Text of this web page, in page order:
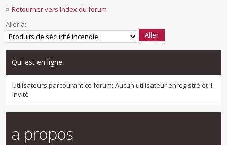
Retourner vers Index du forum
Aller à:
Qui est en ligne
Utilisateurs parcourant ce forum: Aucun utilisateur enregistré et 1
invité
a propos